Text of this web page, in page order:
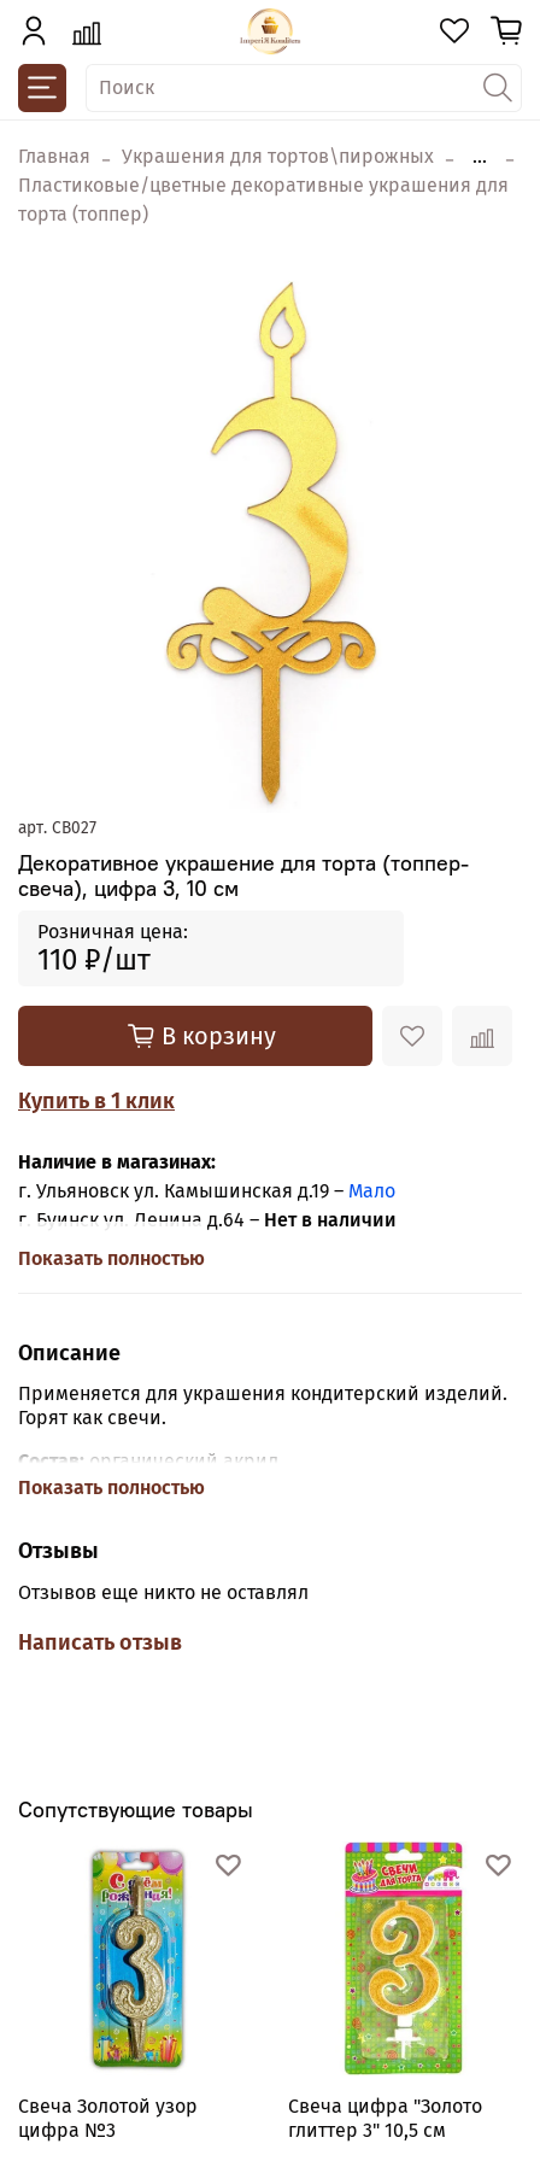
Главная Украшения для тортов\пирожных
...
Пластиковые/цветные декоративные украшения для
торта (топпер)
арт. СВ027
Декоративное украшение для торта (топпер-
свеча), цифра 3, 10 см
Розничная цена:
110 ₽
В корзину
Купить в 1 клик
Наличие в магазинах:
г. Ульяновск ул. Камышинская д.19 – Мало
г. Буинск ул. Ленина д.64 – Нет в наличии
Показать полностью
Описание
Применяется для украшения кондитерский изделий.
Горят как свечи.
Состав: органический акрил
Показать полностью
Отзывы
Отзывов еще никто не оставлял
Написать отзыв
Сопутствующие товары
Свеча Золотой узор
цифра №3
Свеча цифра "Золото
глиттер 3" 10,5 см